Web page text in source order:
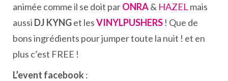
animée comme il se doit parONRA& HAZELmais
aussi DJ KYNGet lesVINYLPUSHERS ! Que de
bons ingrédients pour jumper toute la nuit ! et en
plus c’est FREE !
L’event facebook :